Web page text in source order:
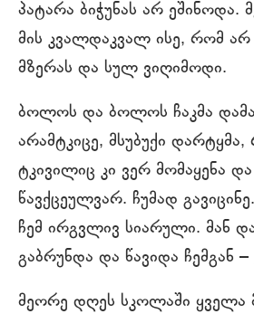
პატარა ბიჭუნას არ ეშინოდა.
მის კვალდაკვალ ისე, რომ არ
მზერას და სულ ვიღიმოდი.
ბოლოს და ბოლოს ჩაკმა
არამტკიცე, მსუბუქი
ტკივილიც კი ვერ მომაყენა
წავქცეულვარ. ჩუმად
ჩემ ირგვლივ სიარული. მან
გაბრუნდა და წავიდა ჩემგან
მეორე დღეს სკოლაში ყველა